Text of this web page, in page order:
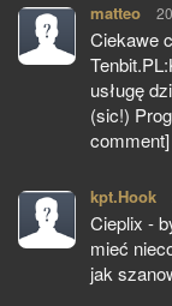
matteo
Ciekawe
usługę
(sic!)
comment]
kpt.Hook
Cieplix -
mieć
jak